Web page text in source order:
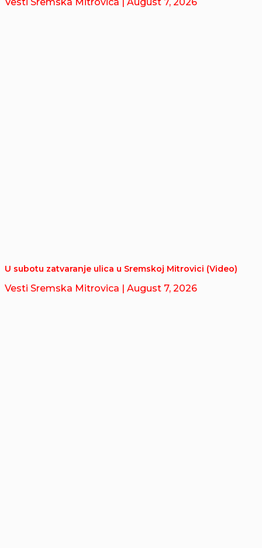
Vesti Sremska Mitrovica | August 7, 2026
U subotu zatvaranje ulica u Sremskoj Mitrovici (Video)
Vesti Sremska Mitrovica | August 7, 2026